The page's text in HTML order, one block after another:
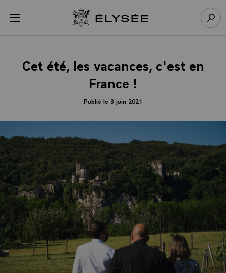
menu Retour à l’accueil Élysée
Cet été, les vacances, c'est en
France !
Publié le 3 juin 2021
Panneau de gestion des cookies